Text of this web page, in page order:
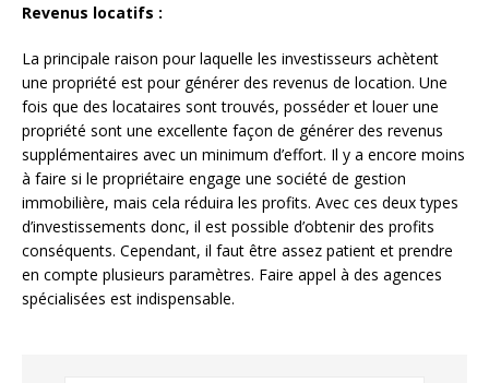
Revenus locatifs :
La principale raison pour laquelle les investisseurs achètent
une propriété est pour générer des revenus de location. Une
fois que des locataires sont trouvés, posséder et louer une
propriété sont une excellente façon de générer des revenus
supplémentaires avec un minimum d’effort. Il y a encore moins
à faire si le propriétaire engage une société de gestion
immobilière, mais cela réduira les profits. Avec ces deux types
d’investissements donc, il est possible d’obtenir des profits
conséquents. Cependant, il faut être assez patient et prendre
en compte plusieurs paramètres. Faire appel à des agences
spécialisées est indispensable.